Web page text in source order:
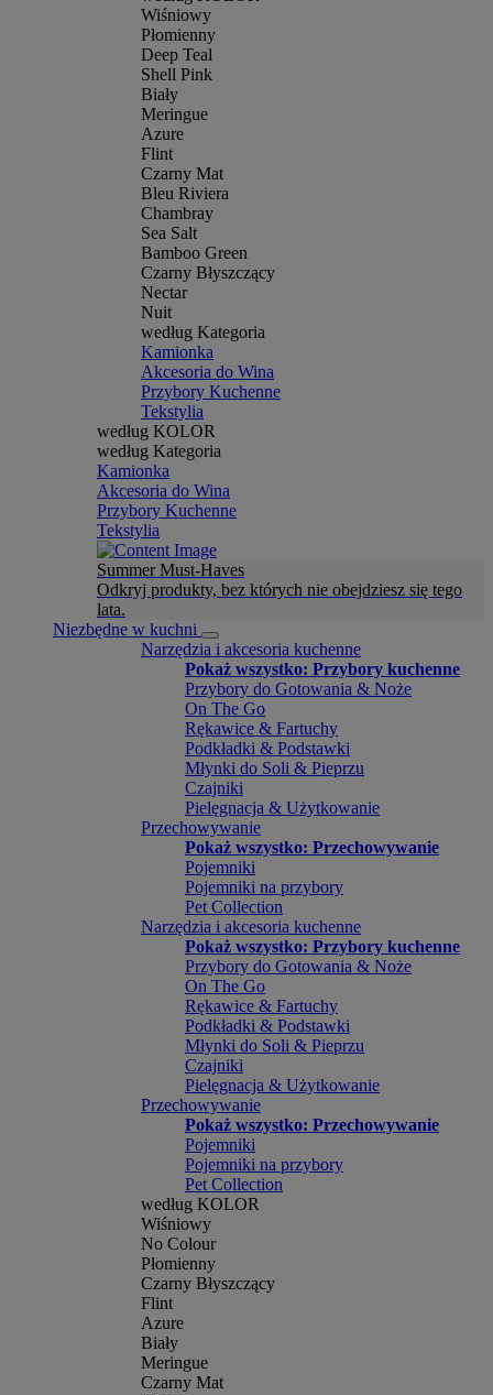
Wiśniowy
Płomienny
Deep Teal
Shell Pink
Biały
Meringue
Azure
Flint
Czarny Mat
Bleu Riviera
Chambray
Sea Salt
Bamboo Green
Czarny Błyszczący
Nectar
Nuit
według Kategoria
Kamionka
Akcesoria do Wina
Przybory Kuchenne
Tekstylia
według KOLOR
według Kategoria
Kamionka
Akcesoria do Wina
Przybory Kuchenne
Tekstylia
Summer Must-Haves
Odkryj produkty, bez których nie obejdziesz się tego
lata.
Niezbędne w kuchni
Narzędzia i akcesoria kuchenne
Pokaż wszystko: Przybory kuchenne
Przybory do Gotowania & Noże
On The Go
Rękawice & Fartuchy
Podkładki & Podstawki
Młynki do Soli & Pieprzu
Czajniki
Pielęgnacja & Użytkowanie
Przechowywanie
Pokaż wszystko: Przechowywanie
Pojemniki
Pojemniki na przybory
Pet Collection
Narzędzia i akcesoria kuchenne
Pokaż wszystko: Przybory kuchenne
Przybory do Gotowania & Noże
On The Go
Rękawice & Fartuchy
Podkładki & Podstawki
Młynki do Soli & Pieprzu
Czajniki
Pielęgnacja & Użytkowanie
Przechowywanie
Pokaż wszystko: Przechowywanie
Pojemniki
Pojemniki na przybory
Pet Collection
według KOLOR
Wiśniowy
No Colour
Płomienny
Czarny Błyszczący
Flint
Azure
Biały
Meringue
Czarny Mat